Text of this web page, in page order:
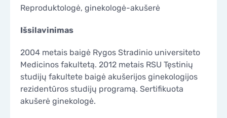
KONTAKTAI
Reproduktologė, ginekologė-akušerė
Išsilavinimas
2004 metais baigė Rygos Stradinio universiteto
Medicinos fakultetą. 2012 metais RSU Tęstinių
studijų fakultete baigė akušerijos ginekologijos
rezidentūros studijų programą. Sertifikuota
akušerė ginekologė.